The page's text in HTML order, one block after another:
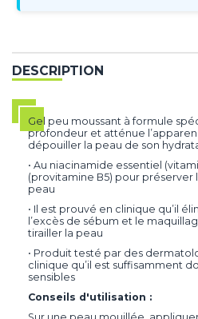
DESCRIPTION
Gel peu moussant à formule
profondeur et atténue
dépouiller la peau de son
• Au niacinamide essentiel
(provitamine B5) pour préserver
peau
• Il est prouvé en clinique qu’il
l’excès de sébum et le
tirailler la peau
• Produit testé par des
clinique qu’il est suffisamment
sensibles
Conseils d'utilisation :